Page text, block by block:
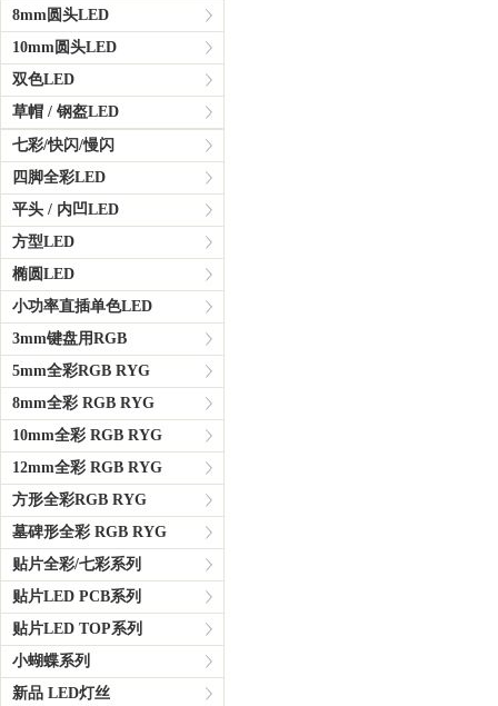
8mm圆头LED
10mm圆头LED
双色LED
草帽 / 钢盔LED
七彩/快闪/慢闪
四脚全彩LED
平头 / 内凹LED
方型LED
椭圆LED
小功率直插单色LED
3mm键盘用RGB
5mm全彩RGB RYG
8mm全彩 RGB RYG
10mm全彩 RGB RYG
12mm全彩 RGB RYG
方形全彩RGB RYG
墓碑形全彩 RGB RYG
贴片全彩/七彩系列
贴片LED PCB系列
贴片LED TOP系列
小蝴蝶系列
新品 LED灯丝